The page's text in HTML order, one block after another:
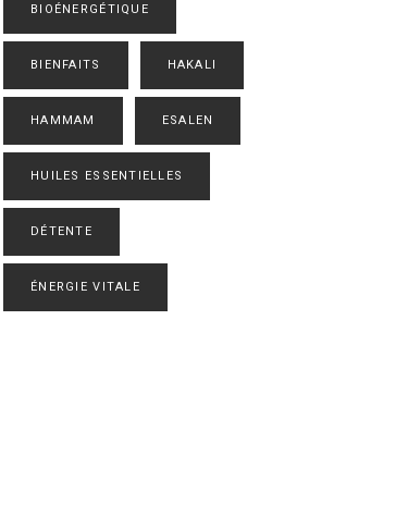
BIOÉNERGÉTIQUE
BIENFAITS HAKALI
HAMMAM ESALEN
HUILES ESSENTIELLES
DÉTENTE
ÉNERGIE VITALE